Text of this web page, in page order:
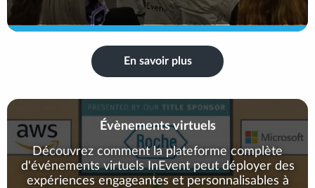
En savoir plus
Évènements virtuels
Découvrez comment la plateforme complète
d'événements virtuels InEvent peut déployer des
expériences engageantes et personnalisables à